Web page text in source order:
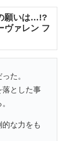
願いは…!?
ヴァレン フ
た。
落とした事
な力をも